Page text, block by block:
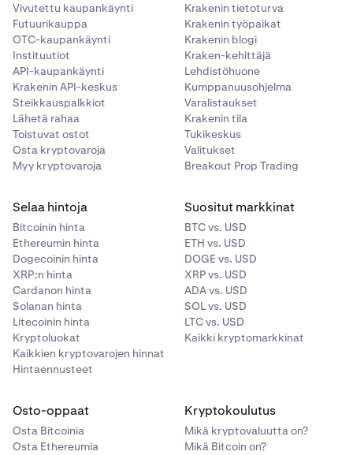
Vivutettu kaupankäynti
Futuurikauppa
OTC-kaupankäynti
Instituutiot
API-kaupankäynti
Krakenin API-keskus
Steikkauspalkkiot
Lähetä rahaa
Toistuvat ostot
Osta kryptovaroja
Myy kryptovaroja
Krakenin tietoturva
Krakenin työpaikat
Krakenin blogi
Kraken-kehittäjä
Lehdistöhuone
Kumppanuusohjelma
Varalistaukset
Krakenin tila
Tukikeskus
Valitukset
Breakout Prop Trading
Selaa hintoja
Bitcoinin hinta
Ethereumin hinta
Dogecoinin hinta
XRP:n hinta
Cardanon hinta
Solanan hinta
Litecoinin hinta
Kryptoluokat
Kaikkien kryptovarojen hinnat
Hintaennusteet
Suositut markkinat
BTC vs. USD
ETH vs. USD
DOGE vs. USD
XRP vs. USD
ADA vs. USD
SOL vs. USD
LTC vs. USD
Kaikki kryptomarkkinat
Osto-oppaat
Osta Bitcoinia
Osta Ethereumia
Kryptokoulutus
Mikä kryptovaluutta on?
Mikä Bitcoin on?